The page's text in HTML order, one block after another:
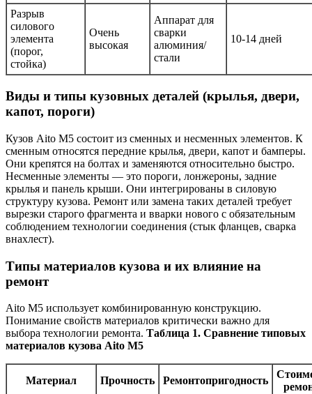
Разрыв
силового
элемента
(порог,
стойка)
Очень
высокая
Аппарат для
сварки
алюминия/
стали
10-14 дней
Виды и типы кузовных деталей (крылья, двери,
капот, пороги)
Кузов Aito M5 состоит из сменных и несменных элементов. К
сменным относятся передние крылья, двери, капот и бамперы.
Они крепятся на болтах и заменяются относительно быстро.
Несменные элементы — это пороги, лонжероны, задние
крылья и панель крыши. Они интегрированы в силовую
структуру кузова. Ремонт или замена таких деталей требует
вырезки старого фрагмента и вварки нового с обязательным
соблюдением технологии соединения (стык фланцев, сварка
внахлест).
Типы материалов кузова и их влияние на
ремонт
Aito M5 использует комбинированную конструкцию.
Понимание свойств материалов критически важно для
выбора технологии ремонта. Таблица 1. Сравнение типовых
материалов кузова Aito M5
Материал Прочность Ремонтопригодность